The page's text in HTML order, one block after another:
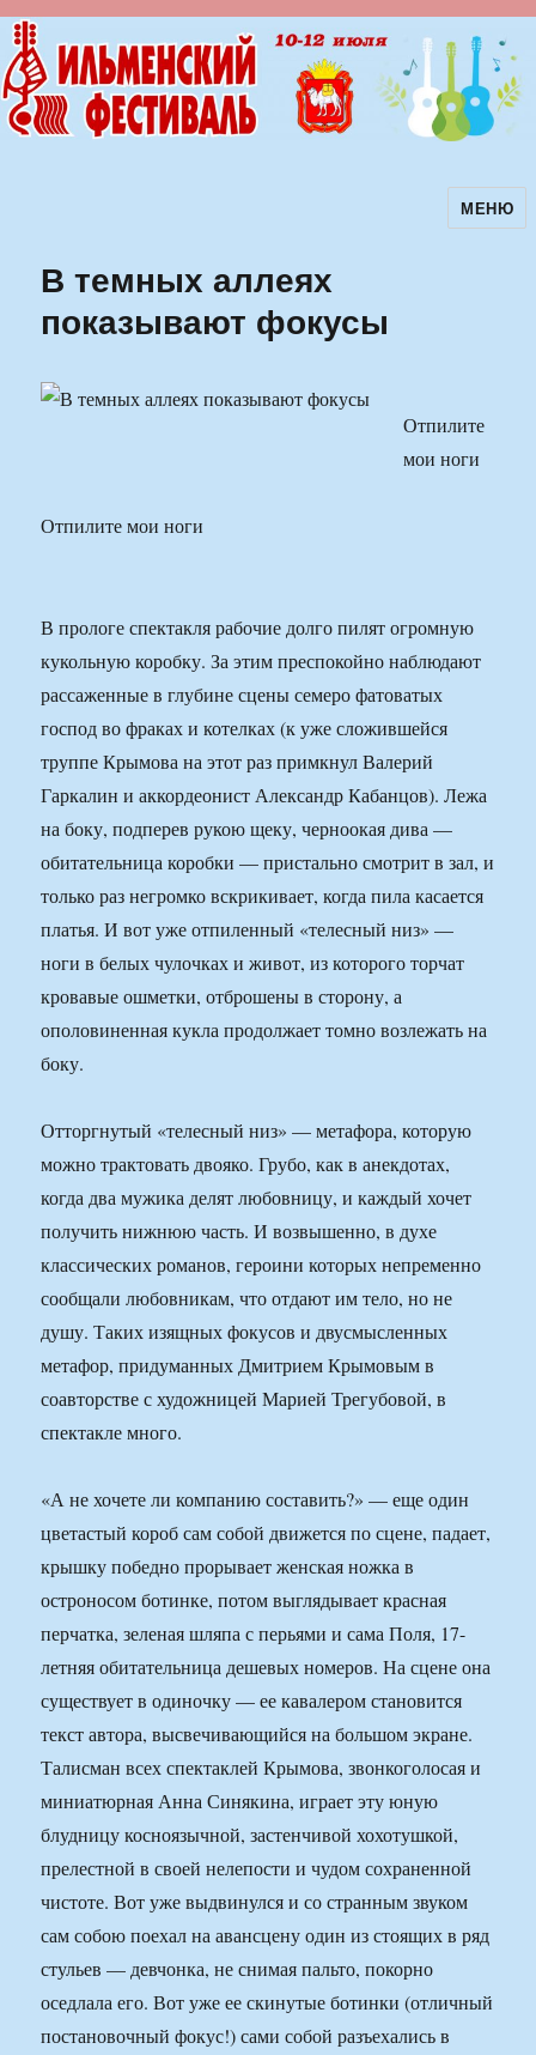
Ильменский фестиваль авторскойМЕНЮ
В темных аллеях
показывают фокусы
Отпилите
мои ноги
Отпилите мои ноги
В прологе спектакля рабочие долго пилят огромную
кукольную коробку. За этим преспокойно наблюдают
рассаженные в глубине сцены семеро фатоватых
господ во фраках и котелках (к уже сложившейся
труппе Крымова на этот раз примкнул Валерий
Гаркалин и аккордеонист Александр Кабанцов). Лежа
на боку, подперев рукою щеку, черноокая дива —
обитательница коробки — пристально смотрит в зал, и
только раз негромко вскрикивает, когда пила касается
платья. И вот уже отпиленный «телесный низ» —
ноги в белых чулочках и живот, из которого торчат
кровавые ошметки, отброшены в сторону, а
ополовиненная кукла продолжает томно возлежать на
боку.
Отторгнутый «телесный низ» — метафора, которую
можно трактовать двояко. Грубо, как в анекдотах,
когда два мужика делят любовницу, и каждый хочет
получить нижнюю часть. И возвышенно, в духе
классических романов, героини которых непременно
сообщали любовникам, что отдают им тело, но не
душу. Таких изящных фокусов и двусмысленных
метафор, придуманных Дмитрием Крымовым в
соавторстве с художницей Марией Трегубовой, в
спектакле много.
«А не хочете ли компанию составить?» — еще один
цветастый короб сам собой движется по сцене, падает,
крышку победно прорывает женская ножка в
остроносом ботинке, потом выглядывает красная
перчатка, зеленая шляпа с перьями и сама Поля, 17-
летняя обитательница дешевых номеров. На сцене она
существует в одиночку — ее кавалером становится
текст автора, высвечивающийся на большом экране.
Талисман всех спектаклей Крымова, звонкоголосая и
миниатюрная Анна Синякина, играет эту юную
блудницу косноязычной, застенчивой хохотушкой,
прелестной в своей нелепости и чудом сохраненной
чистоте. Вот уже выдвинулся и со странным звуком
сам собою поехал на авансцену один из стоящих в ряд
стульев — девчонка, не снимая пальто, покорно
оседлала его. Вот уже ее скинутые ботинки (отличный
постановочный фокус!) сами собой разъехались в